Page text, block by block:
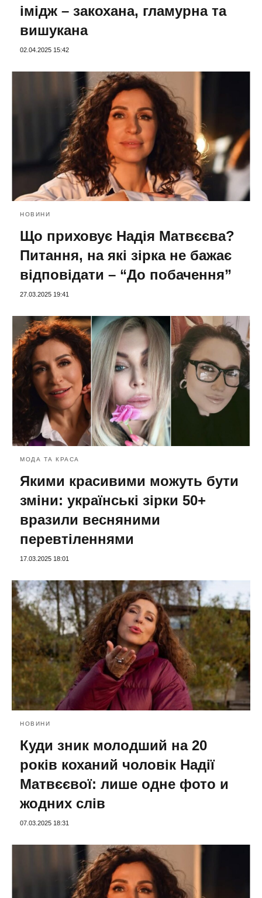
імідж – закохана, гламурна та
вишукана
02.04.2025 15:42
НОВИНИ
Що приховує Надія Матвєєва?
Питання, на які зірка не бажає
відповідати – “До побачення”
27.03.2025 19:41
МОДА ТА КРАСА
Якими красивими можуть бути
зміни: українські зірки 50+
вразили весняними
перевтіленнями
17.03.2025 18:01
НОВИНИ
Куди зник молодший на 20
років коханий чоловік Надії
Матвєєвої: лише одне фото и
жодних слів
07.03.2025 18:31